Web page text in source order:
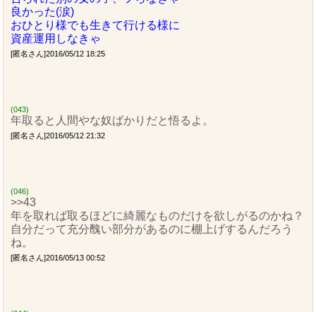
良かった(涙)
おひとり様でも生きて行ける様に
資産運用しなきゃ
[匿名さん]2016/05/12 18:25
(043)
年取ると人間やな奴ばかりだと悟るよ。
[匿名さん]2016/05/12 21:32
(046)
>>43
年を取れば取るほどに綺麗なものだけを欲しがるのかね？
自分だって充分醜い部分があるのに棚上げするんだろう
ね。
[匿名さん]2016/05/13 00:52